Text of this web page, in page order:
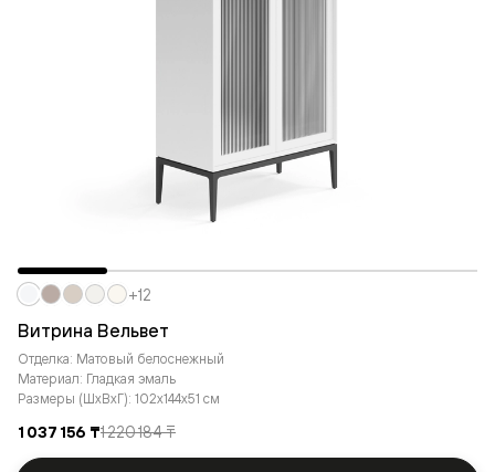
Витрина Вельвет
Отделка: Матовый белоснежный
Материал: Гладкая эмаль
Размеры (ШxВxГ): 102x144x51 см
1 037 156 ₸1 220 184 ₸
+12